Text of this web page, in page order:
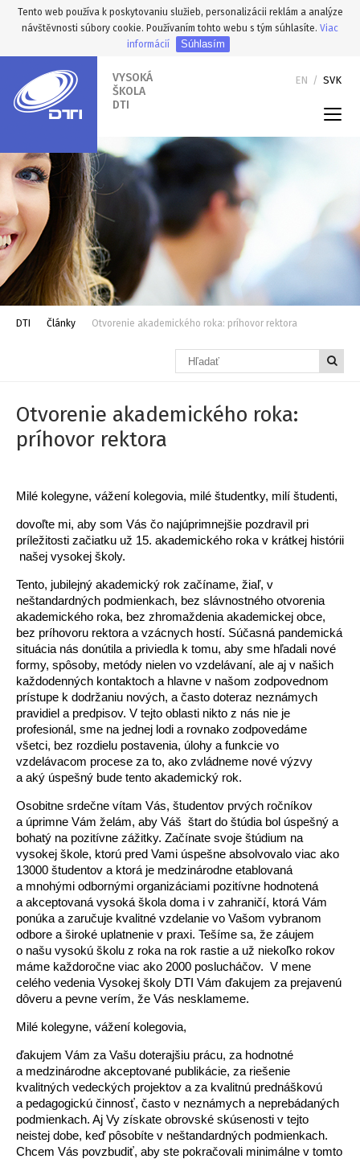
Tento web používa k poskytovaniu služieb, personalizácii reklám a analýze
návštěvnosti súbory cookie. Používaním tohto webu s tým súhlasíte. Viac
informácií
Súhlasím
VYSOKÁ
ŠKOLA
DTI
EN / SVK
DTI Články Otvorenie akademického roka: príhovor rektora
Otvorenie akademického roka:
príhovor rektora
Milé kolegyne, vážení kolegovia, milé študentky, milí študenti,
dovoľte mi, aby som Vás čo najúprimnejšie pozdravil pri
príležitosti začiatku už 15. akademického roka v krátkej histórii
našej vysokej školy.
Tento, jubilejný akademický rok začíname, žiaľ, v
neštandardných podmienkach, bez slávnostného otvorenia
akademického roka, bez zhromaždenia akademickej obce,
bez príhovoru rektora a vzácnych hostí. Súčasná pandemická
situácia nás donútila a priviedla k tomu, aby sme hľadali nové
formy, spôsoby, metódy nielen vo vzdelávaní, ale aj v našich
každodenných kontaktoch a hlavne v našom zodpovednom
prístupe k dodržaniu nových, a často doteraz neznámych
pravidiel a predpisov. V tejto oblasti nikto z nás nie je
profesionál, sme na jednej lodi a rovnako zodpovedáme
všetci, bez rozdielu postavenia, úlohy a funkcie vo
vzdelávacom procese za to, ako zvládneme nové výzvy
a aký úspešný bude tento akademický rok.
Osobitne srdečne vítam Vás, študentov prvých ročníkov
a úprimne Vám želám, aby Váš štart do štúdia bol úspešný a
bohatý na pozitívne zážitky. Začínate svoje štúdium na
vysokej škole, ktorú pred Vami úspešne absolvovalo viac ako
13000 študentov a ktorá je medzinárodne etablovaná
a mnohými odbornými organizáciami pozitívne hodnotená
a akceptovaná vysoká škola doma i v zahraničí, ktorá Vám
ponúka a zaručuje kvalitné vzdelanie vo Vašom vybranom
odbore a široké uplatnenie v praxi. Tešíme sa, že záujem
o našu vysokú školu z roka na rok rastie a už niekoľko rokov
máme každoročne viac ako 2000 poslucháčov. V mene
celého vedenia Vysokej školy DTI Vám ďakujem za prejavenú
dôveru a pevne verím, že Vás nesklameme.
Milé kolegyne, vážení kolegovia,
ďakujem Vám za Vašu doterajšiu prácu, za hodnotné
a medzinárodne akceptované publikácie, za riešenie
kvalitných vedeckých projektov a za kvalitnú prednáškovú
a pedagogickú činnosť, často v neznámych a neprebádaných
podmienkach. Aj Vy získate obrovské skúsenosti v tejto
neistej dobe, keď pôsobíte v neštandardných podmienkach.
Chcem Vás povzbudiť, aby ste pokračovali minimálne v tomto